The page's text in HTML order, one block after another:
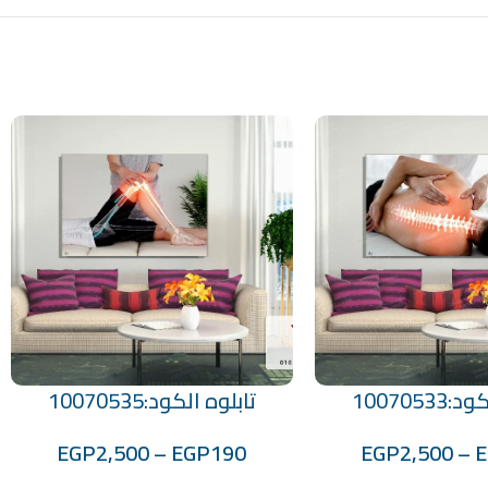
–
EGP2,500
تحديد أحد الخيارات
تابلوه الكود:10070535
EGP190
–
EGP2,500